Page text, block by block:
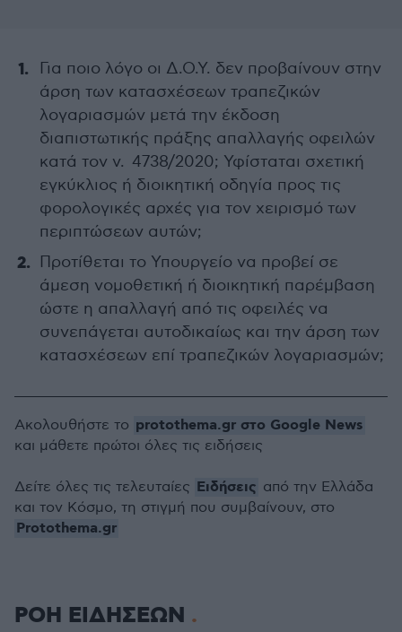
Για ποιο λόγο οι Δ.Ο.Υ. δεν προβαίνουν στην
άρση των κατασχέσεων τραπεζικών
λογαριασμών μετά την έκδοση
διαπιστωτικής πράξης απαλλαγής οφειλών
κατά τον ν. 4738/2020; Υφίσταται σχετική
εγκύκλιος ή διοικητική οδηγία προς τις
φορολογικές αρχές για τον χειρισμό των
περιπτώσεων αυτών;
Προτίθεται το Υπουργείο να προβεί σε
άμεση νομοθετική ή διοικητική παρέμβαση
ώστε η απαλλαγή από τις οφειλές να
συνεπάγεται αυτοδικαίως και την άρση των
κατασχέσεων επί τραπεζικών λογαριασμών;
Ακολουθήστε το protothema.gr στο Google News
και μάθετε πρώτοι όλες τις ειδήσεις
Δείτε όλες τις τελευταίες Ειδήσεις από την Ελλάδα
και τον Κόσμο, τη στιγμή που συμβαίνουν, στο
Protothema.gr
ΡΟΗ ΕΙΔΗΣΕΩΝ